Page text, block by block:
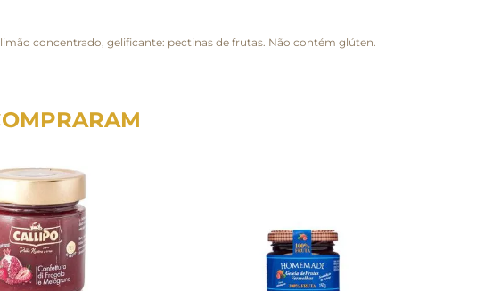
limão concentrado, gelificante: pectinas de frutas. Não contém glúten.